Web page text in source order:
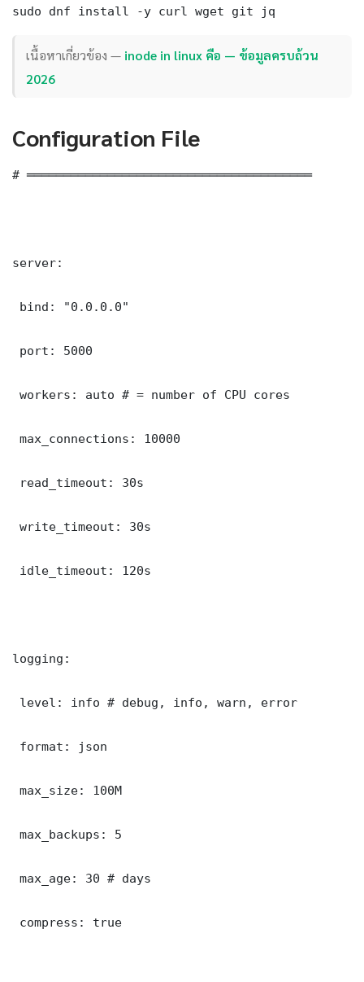
sudo dnf install -y curl wget git jq
เนื้อหาเกี่ยวข้อง — inode in linux คือ — ข้อมูลครบถ้วน
2026
Configuration File
# ═══════════════════════════════════════
server:
bind: "0.0.0.0"
port: 5000
workers: auto # = number of CPU cores
max_connections: 10000
read_timeout: 30s
write_timeout: 30s
idle_timeout: 120s
logging:
level: info # debug, info, warn, error
format: json
max_size: 100M
max_backups: 5
max_age: 30 # days
compress: true